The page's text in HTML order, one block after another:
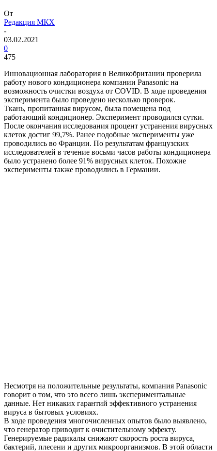
От
Редакция МКХ
-
03.02.2021
0
475
Инновационная лаборатория в Великобритании проверила
работу нового кондиционера компании Panasonic на
возможность очистки воздуха от COVID. В ходе проведения
эксперимента было проведено несколько проверок.
Ткань, пропитанная вирусом, была помещена под
работающий кондиционер. Эксперимент проводился сутки.
После окончания исследования процент устранения вирусных
клеток достиг 99,7%. Ранее подобные эксперименты уже
проводились во Франции. По результатам французских
исследователей в течение восьми часов работы кондиционера
было устранено более 91% вирусных клеток. Похожие
эксперименты также проводились в Германии.
Несмотря на положительные результаты, компания Panasonic
говорит о том, что это всего лишь экспериментальные
данные. Нет никаких гарантий эффективного устранения
вируса в бытовых условиях.
В ходе проведения многочисленных опытов было выявлено,
что генератор приводит к очистительному эффекту.
Генерируемые радикалы снижают скорость роста вируса,
бактерий, плесени и других микроорганизмов. В этой области